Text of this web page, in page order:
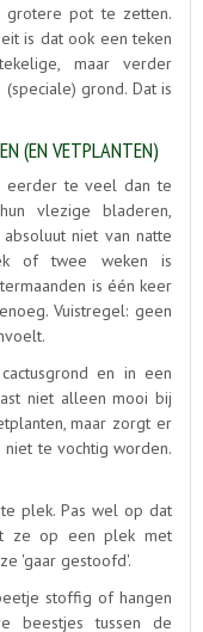
pot te zetten.
is dat ook een teken
maar verder
grond. Dat is
(EN VETPLANTEN)
eerder te veel dan te
vlezige bladeren,
niet van natte
of twee weken is
is één keer
Vuistregel: geen
en in een
niet alleen mooi bij
maar zorgt er
te vochtig worden.
plek. Pas wel op dat
ze op een plek met
'gaar gestoofd'.
stoffig of hangen
beestjes tussen de